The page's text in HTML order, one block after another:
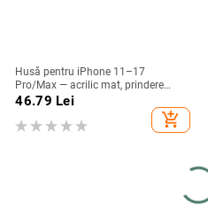
Husă pentru iPhone 11–17
Pro/Max — acrilic mat, prindere
magnetică, protecție anti-cadere,
46.79 Lei
add_shopping_cart